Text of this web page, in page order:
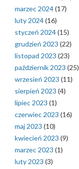
marzec 2024(17)
luty 2024(16)
styczeń 2024(15)
grudzień 2023 (22)
listopad 2023 (23)
październik 2023 (25)
wrzesień 2023 (11)
sierpień 2023 (4)
lipiec 2023 (1)
czerwiec 2023 (16)
maj 2023 (10)
kwiecień 2023 (9)
marzec 2023 (1)
luty 2023 (3)